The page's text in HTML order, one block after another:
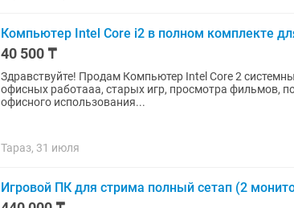
Компьютер Intel Core i2 в полном комплекте
40 500 ₸
Здравствуйте! Продам Компьютер Intel Core 2
офисных работааа, старых игр, просмотра фильмов,
офисного использования...
Тараз, 31 июля
Игровой ПК для стрима полный сетап (2